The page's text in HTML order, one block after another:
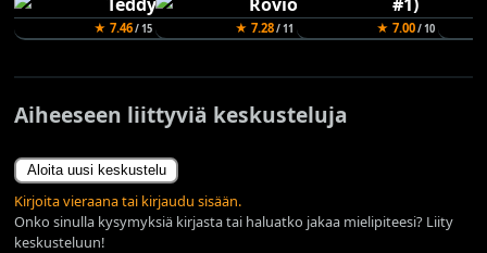
★ 7.46/ 15 ★ 7.28/ 11 ★ 7.00/ 10
Aiheeseen liittyviä keskusteluja
Aloita uusi keskustelu
Kirjoita vieraana tai kirjaudu sisään.
Onko sinulla kysymyksiä kirjasta tai haluatko jakaa mielipiteesi? Liity
keskusteluun!